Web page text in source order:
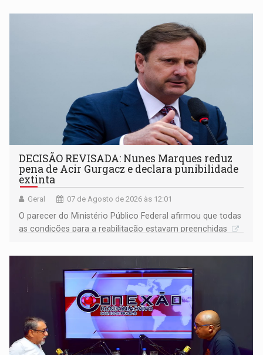
DECISÃO REVISADA: Nunes Marques reduz
pena de Acir Gurgacz e declara punibilidade
extinta
Geral 07 de Agosto de 2026 às 12:01
O parecer do Ministério Público Federal afirmou que todas
as condições para a reabilitação estavam preenchidas